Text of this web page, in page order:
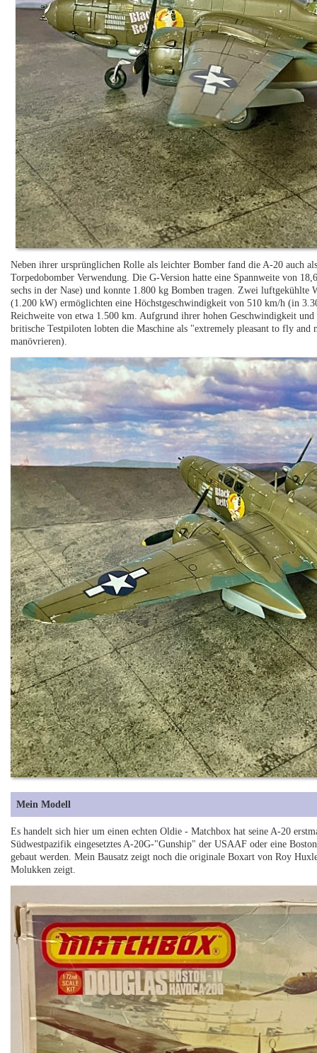
Neben ihrer ursprünglichen Rolle als leichter Bomber fand die A-20 auch
Torpedobomber Verwendung. Die G-Version hatte eine Spannweite von
sechs in der Nase) und konnte 1.800 kg Bomben tragen. Zwei
(1.200 kW) ermöglichten eine Höchstgeschwindigkeit von 510 km/h (in
Reichweite von etwa 1.500 km. Aufgrund ihrer hohen Geschwindigkeit
britische Testpiloten lobten die Maschine als "extremely pleasant to fly and
manövrieren).
Mein Modell
Es handelt sich hier um einen echten Oldie - Matchbox hat seine A-20
Südwestpazifik eingesetztes A-20G-"Gunship" der USAAF oder eine
gebaut werden. Mein Bausatz zeigt noch die originale Boxart von Roy
Molukken zeigt.